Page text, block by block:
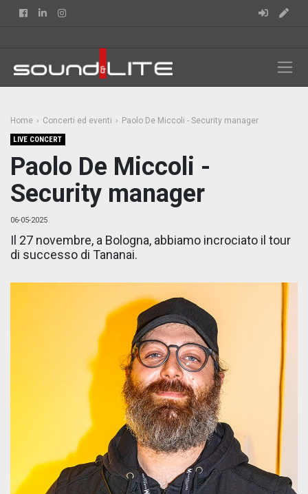
FacebookLinkedin
Home Concerti ed eventi Paolo De Miccoli - Security manager
LIVE CONCERT
Paolo De Miccoli -
Security manager
06-05-2025
Il 27 novembre, a Bologna, abbiamo incrociato il tour
di successo di Tananai.